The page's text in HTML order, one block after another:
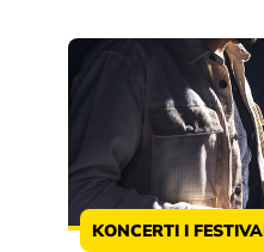
KONCERTI I